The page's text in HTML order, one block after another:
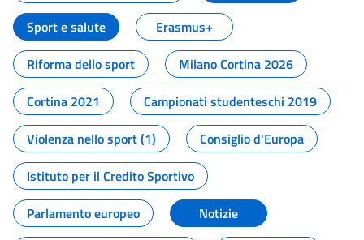
Sport e salute
Erasmus+
Riforma dello sport
Milano Cortina 2026
Cortina 2021
Campionati studenteschi 2019
Violenza nello sport (1)
Consiglio d'Europa
Istituto per il Credito Sportivo
Parlamento europeo
Notizie